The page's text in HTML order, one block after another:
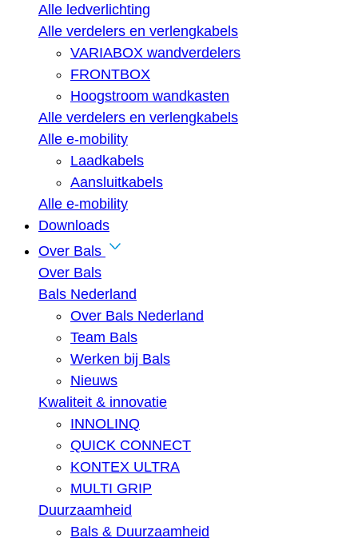
Alle ledverlichting
Alle verdelers en verlengkabels
VARIABOX wandverdelers
FRONTBOX
Hoogstroom wandkasten
Alle verdelers en verlengkabels
Alle e-mobility
Laadkabels
Aansluitkabels
Alle e-mobility
Downloads
Over Bals
Over Bals
Bals Nederland
Over Bals Nederland
Team Bals
Werken bij Bals
Nieuws
Kwaliteit & innovatie
INNOLINQ
QUICK CONNECT
KONTEX ULTRA
MULTI GRIP
Duurzaamheid
Bals & Duurzaamheid